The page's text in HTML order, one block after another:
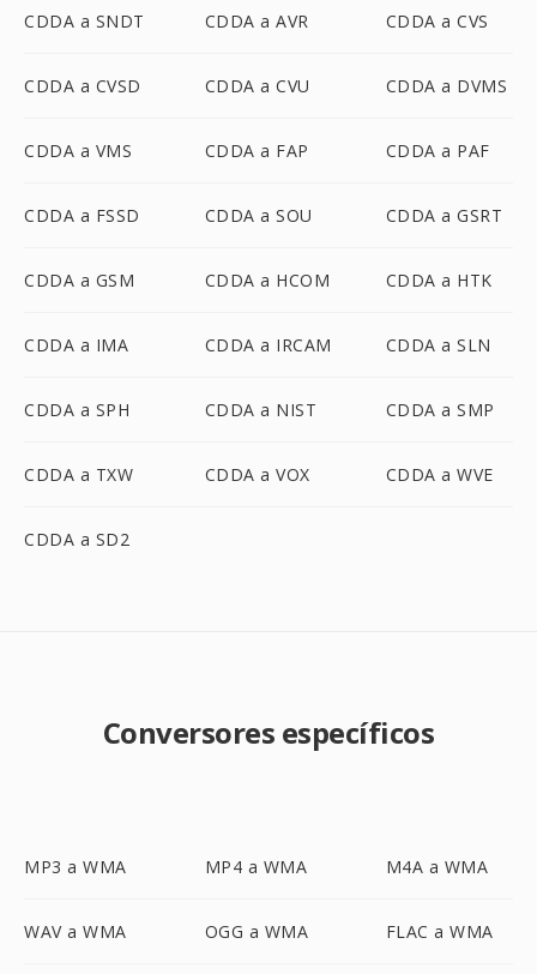
CDDA a SNDT CDDA a AVR CDDA a CVS
CDDA a CVSD CDDA a CVU CDDA a DVMS
CDDA a VMS CDDA a FAP CDDA a PAF
CDDA a FSSD CDDA a SOU CDDA a GSRT
CDDA a GSM CDDA a HCOM CDDA a HTK
CDDA a IMA CDDA a IRCAM CDDA a SLN
CDDA a SPH CDDA a NIST CDDA a SMP
CDDA a TXW CDDA a VOX CDDA a WVE
CDDA a SD2
Conversores específicos
MP3 a WMA MP4 a WMA M4A a WMA
WAV a WMA OGG a WMA FLAC a WMA